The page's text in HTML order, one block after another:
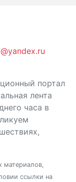
портал
лента
часа в
материалов,
ссылки на